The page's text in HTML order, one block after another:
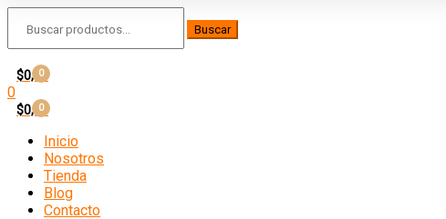
Buscar
0
$0,00
0
0
$0,00
Inicio
Nosotros
Tienda
Blog
Contacto